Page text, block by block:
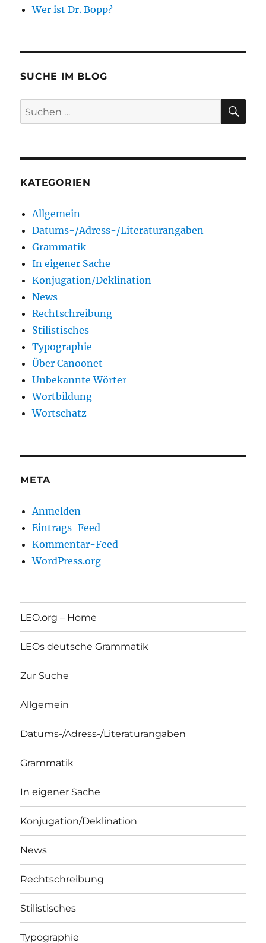
Wer ist Dr. Bopp?
SUCHE IM BLOG
Suchen
nach:
KATEGORIEN
Allgemein
Datums-/Adress-/Literaturangaben
Grammatik
In eigener Sache
Konjugation/Deklination
News
Rechtschreibung
Stilistisches
Typographie
Über Canoonet
Unbekannte Wörter
Wortbildung
Wortschatz
META
Anmelden
Eintrags-Feed
Kommentar-Feed
WordPress.org
LEO.org – Home
LEOs deutsche Grammatik
Zur Suche
Allgemein
Datums-/Adress-/Literaturangaben
Grammatik
In eigener Sache
Konjugation/Deklination
News
Rechtschreibung
Stilistisches
Typographie